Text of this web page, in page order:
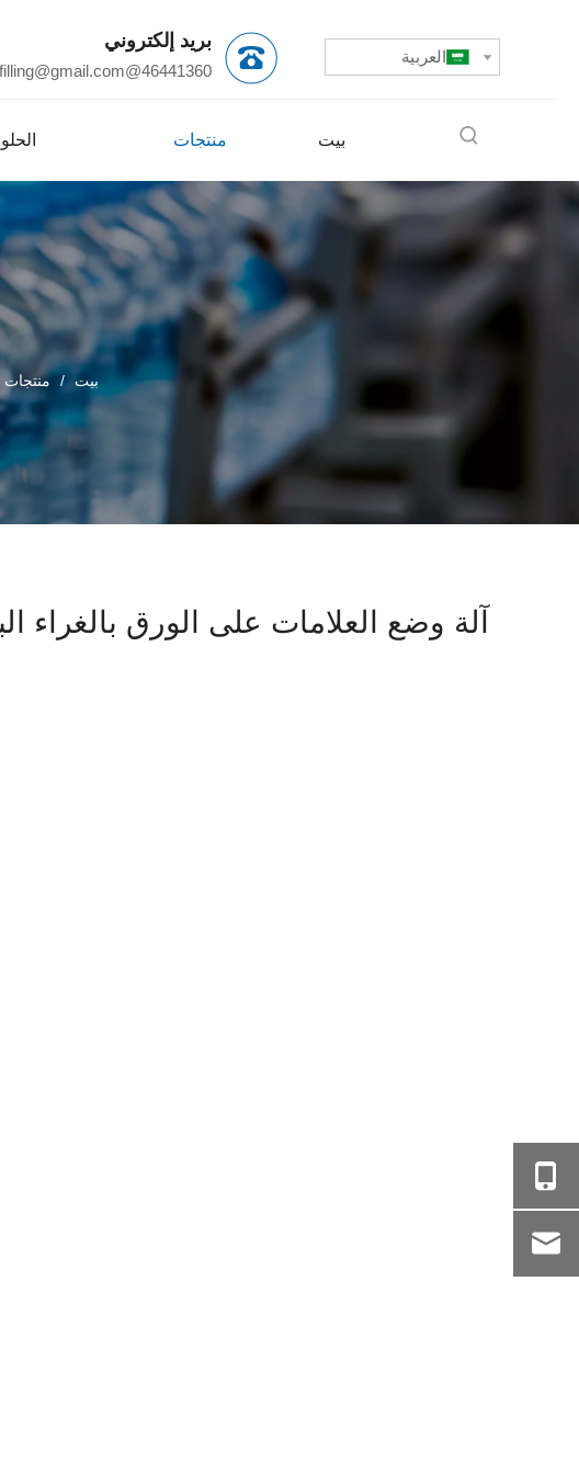
بريد إلكتروني
46441360@qq.com
العربية
بيت منتجات
بيت / منتجات
آلة وضع العلامات على الورق بالغراء